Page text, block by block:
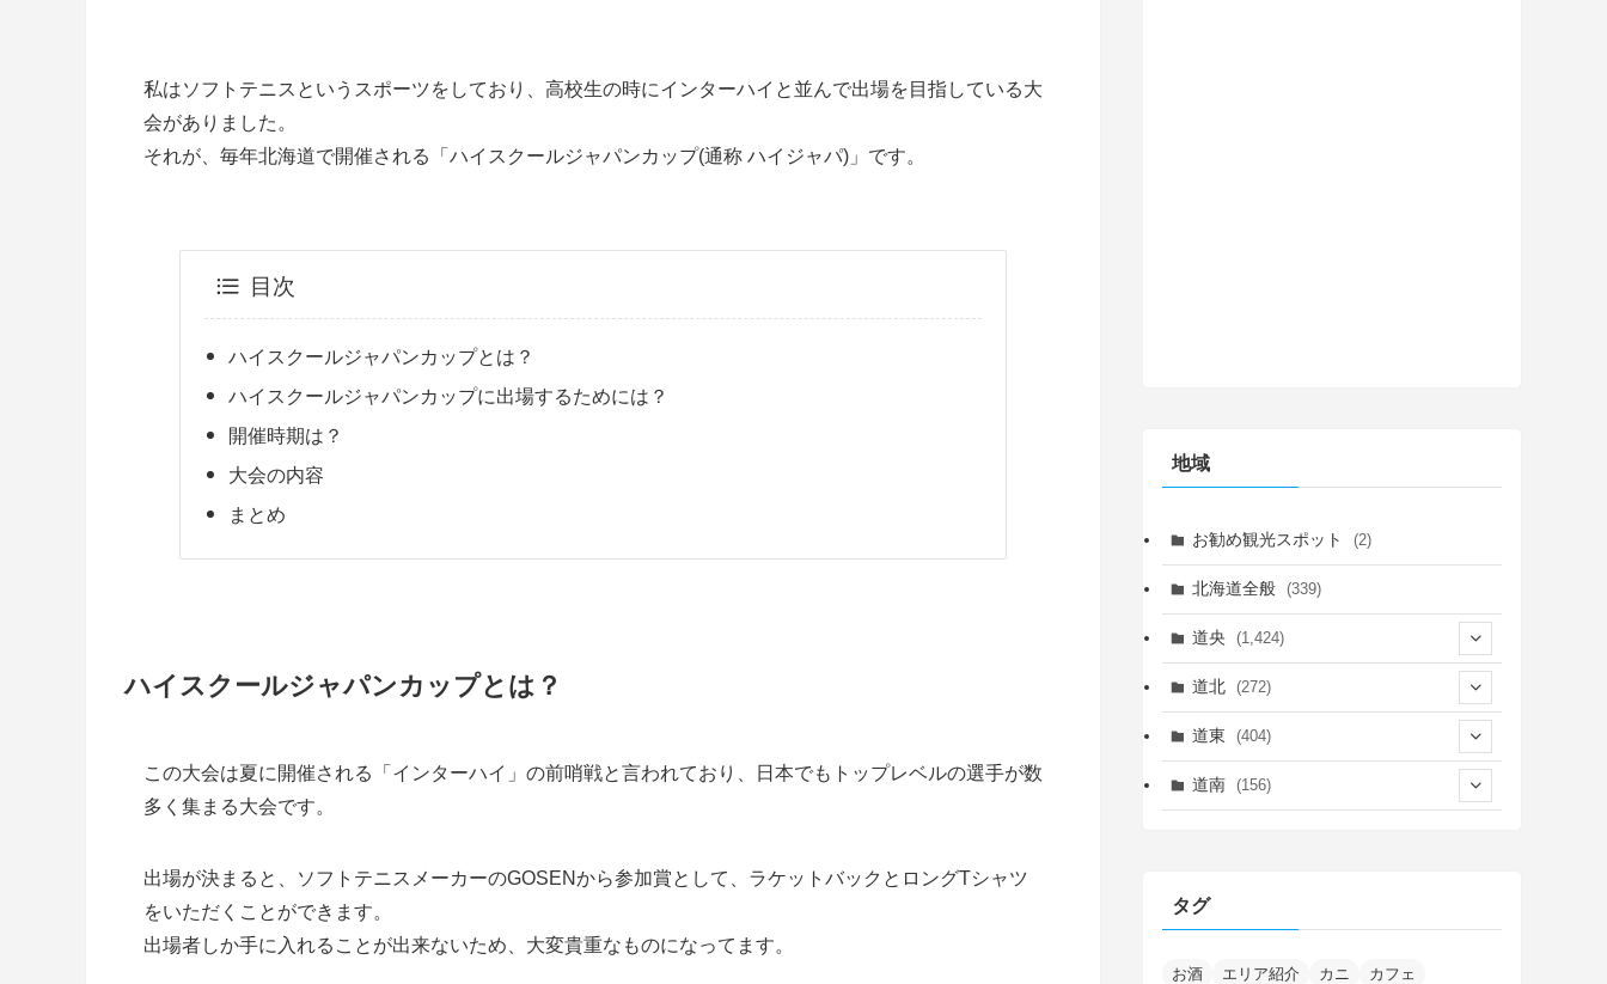
私はソフトテニスというスポーツをしており、高校生の時にインターハイと並んで出場を目指している大
会がありました。
それが、毎年北海道で開催される「ハイスクールジャパンカップ(通称 ハイジャパ)」です。
目次
ハイスクールジャパンカップとは？
ハイスクールジャパンカップに出場するためには？
開催時期は？
大会の内容
まとめ
ハイスクールジャパンカップとは？
この大会は夏に開催される「インターハイ」の前哨戦と言われており、日本でもトップレベルの選手が数
多く集まる大会です。
出場が決まると、ソフトテニスメーカーのGOSENから参加賞として、ラケットバックとロングTシャツ
をいただくことができます。
出場者しか手に入れることが出来ないため、大変貴重なものになってます。
地域
お勧め観光スポット (2)
北海道全般 (339)
道央 (1,424)
(339)
(14)
(27)
道北 (272)
(27)
道東 (404)
(9)
(7)
(1)
(9)
道南 (156)
(2)
(96)
タグ
お酒 エリア紹介 カニ
カフェ